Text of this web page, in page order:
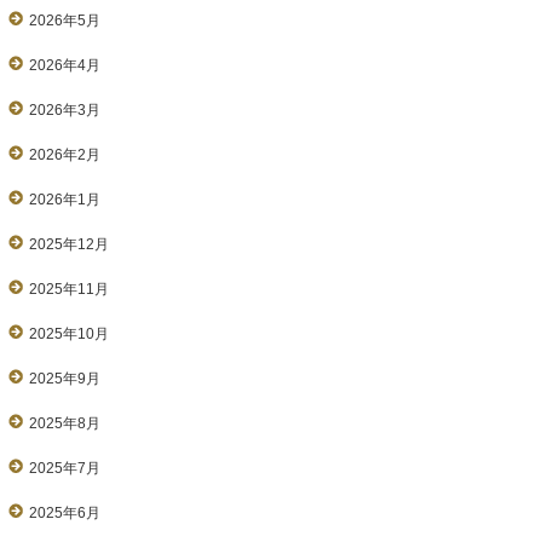
2026年5月
2026年4月
2026年3月
2026年2月
2026年1月
2025年12月
2025年11月
2025年10月
2025年9月
2025年8月
2025年7月
2025年6月